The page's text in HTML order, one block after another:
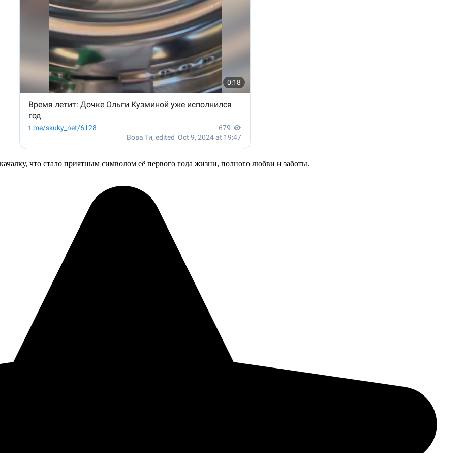
что стало приятным символом её первого года жизни, полного любви и заботы.